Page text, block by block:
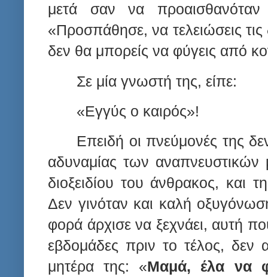
μετά σαν να
«Προσπάθησε, να τελειώσεις τις
δεν θα μπορείς να φύγεις από
Σε μία γνωστή της, είπε:
«Εγγύς ο καιρός»!
Επειδή οι πνεύμονές της
αδυναμίας των
διοξειδίου του άνθρακος, και
Δεν γινόταν και καλή
φορά άρχισε να ξεχνάει, αυτή
εβδομάδες πριν το τέλος, δεν
μητέρα της: «Μαμά, έλα να